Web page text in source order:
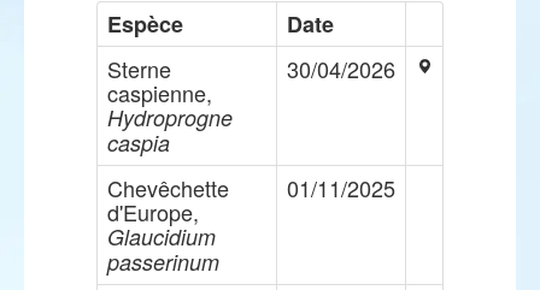
Espèce
Date
Sterne
caspienne,
Hydroprogne
caspia
30/04/2026
Chevêchette
d'Europe,
Glaucidium
passerinum
01/11/2025